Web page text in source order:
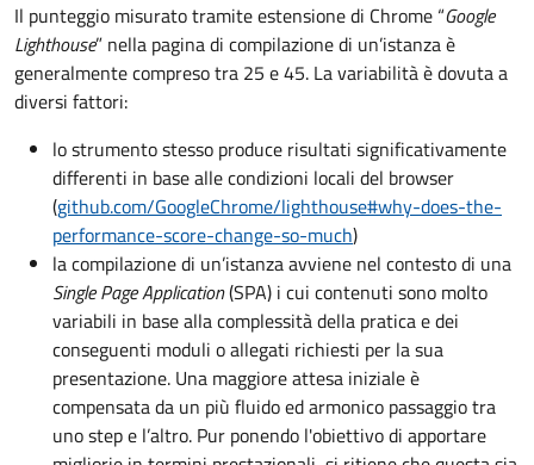
Il punteggio misurato tramite estensione di Chrome “Google
Lighthouse” nella pagina di compilazione di un’istanza è
generalmente compreso tra 25 e 45. La variabilità è dovuta a
diversi fattori:
lo strumento stesso produce risultati significativamente
differenti in base alle condizioni locali del browser
(github.com/GoogleChrome/lighthouse#why-does-the-
performance-score-change-so-much)
la compilazione di un’istanza avviene nel contesto di una
Single Page Application(SPA) i cui contenuti sono molto
variabili in base alla complessità della pratica e dei
conseguenti moduli o allegati richiesti per la sua
presentazione. Una maggiore attesa iniziale è
compensata da un più fluido ed armonico passaggio tra
uno step e l’altro. Pur ponendo l'obiettivo di apportare